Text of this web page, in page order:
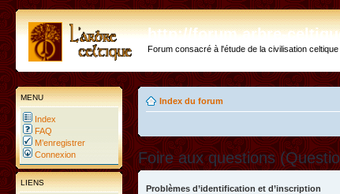
http://forum.arbre-
Forum consacré à l'étude de la civilisation celtique
MENU
Index
FAQ
M’enregistrer
Connexion
LIENS
Index du forum
Foire aux questions
Problèmes d’identification et d’inscription